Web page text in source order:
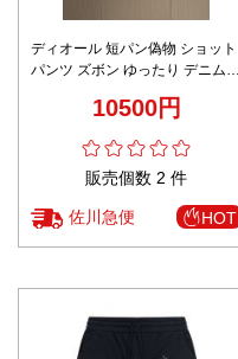
ディオール 短パン偽物 ショット
パンツ ズボン ゆったり デニム
10500円
販売個数 2 件
佐川急便 HOT